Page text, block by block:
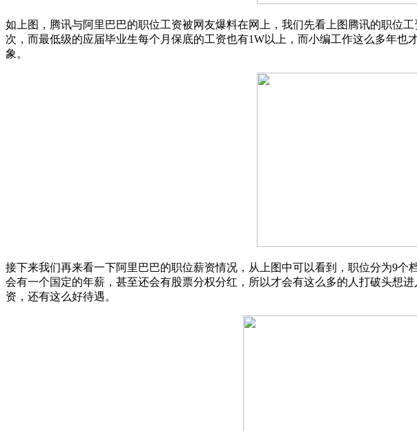
如上图，腾讯与阿里巴巴的职位工资被网友爆料在网上，我们先看上图腾讯的职位
次，而最低级的应届毕业生每个月保底的工资也有1W以上，而小编工作这么多年
象。
接下来我们再来看一下阿里巴巴的职位薪资情况，从上图中可以看到，职位分为9
会有一个国定的年薪，甚至还会有股票分权分红，所以才会有这么多的人打破头想
资，还有这么好待遇。